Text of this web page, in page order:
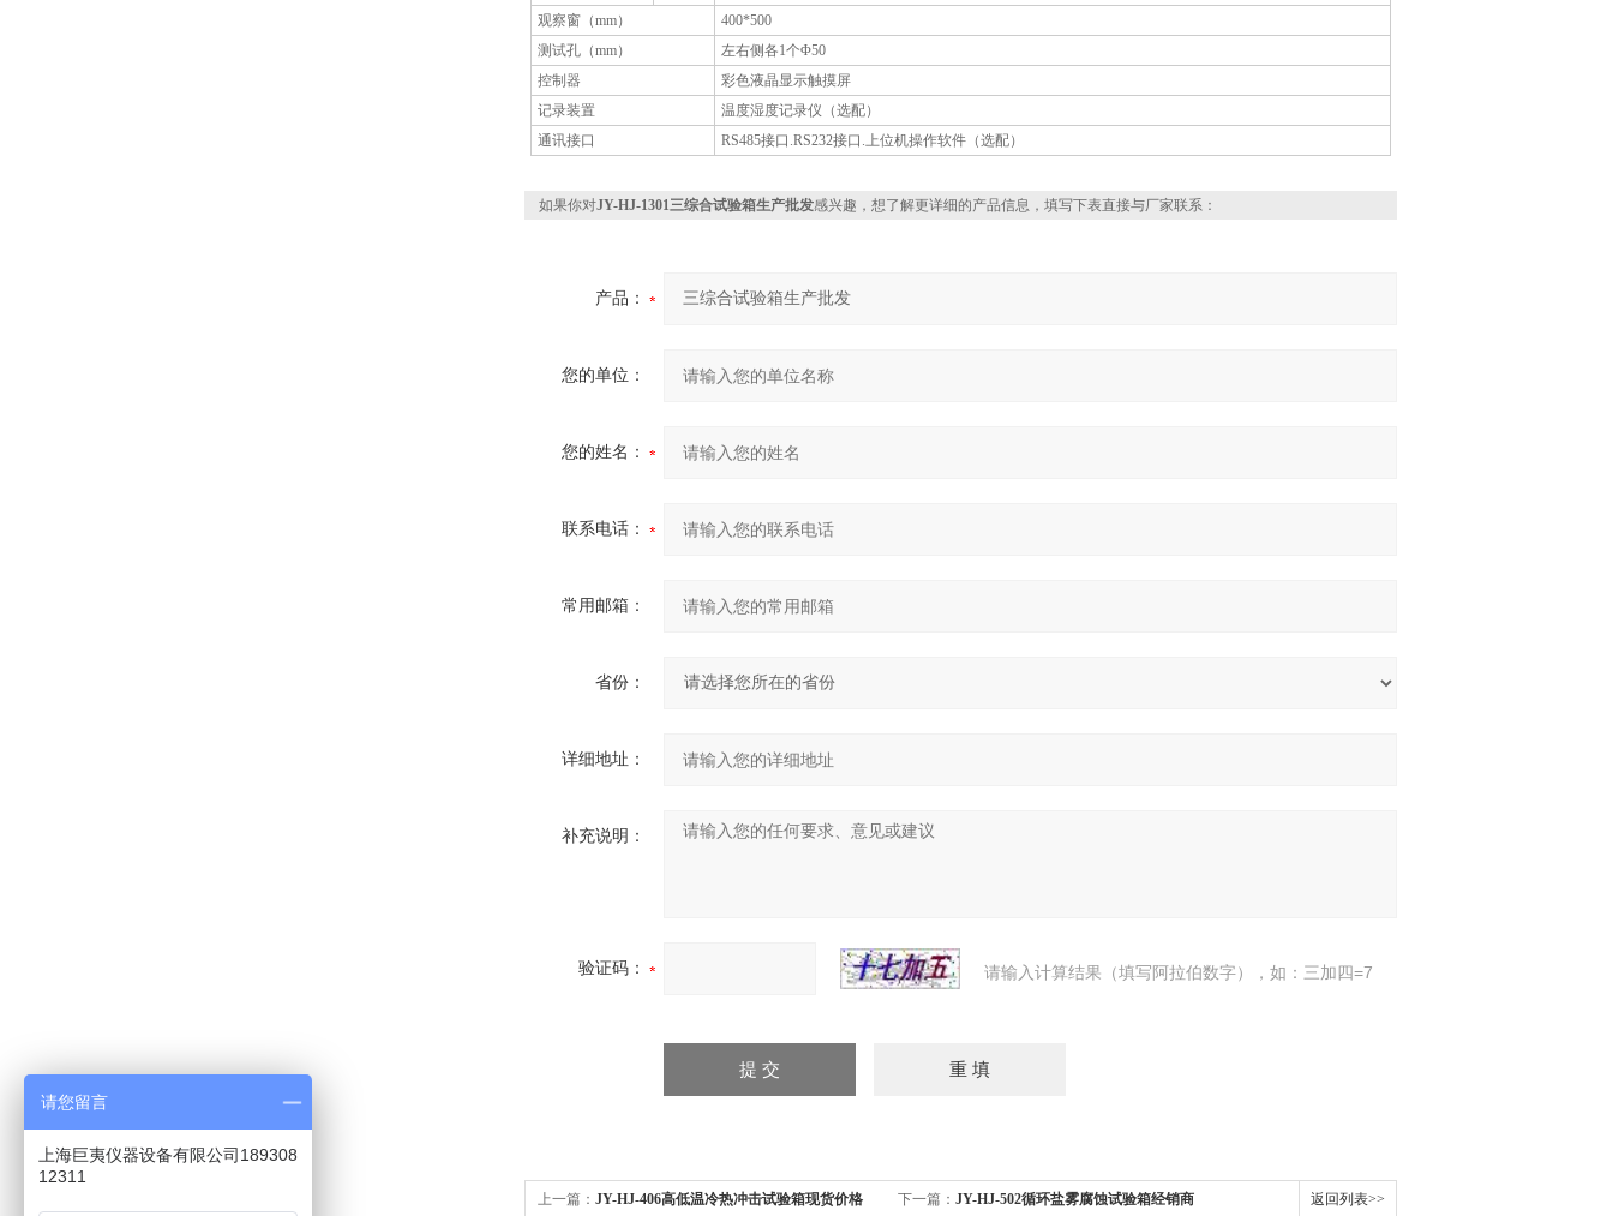
观察窗（mm）
400*500
测试孔（mm）
左右侧各1个Φ50
控制器
彩色液晶显示触摸屏
记录装置
温度湿度记录仪（选配）
通讯接口
RS485接口.RS232接口.上位机操作软件（选配）
如果你对JY-HJ-1301三综合试验箱生产批发感兴趣，想了解更详细的产品信息，填写下表直接与厂家联系：
产品：
您的单位：
您的姓名：
联系电话：
常用邮箱：
省份：
详细地址：
补充说明：
验证码： 请输入计算结果（填写阿拉伯数字），如：三加四=7
上一篇： JY-HJ-406高低温冷热冲击试验箱现货价格 下一篇： JY-HJ-502循环盐雾腐蚀试验箱经销商 返回列表>>
请您留言
上海巨夷仪器设备有限公司189308
12311